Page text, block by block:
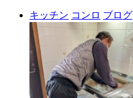
キッチン コンロ ブログ